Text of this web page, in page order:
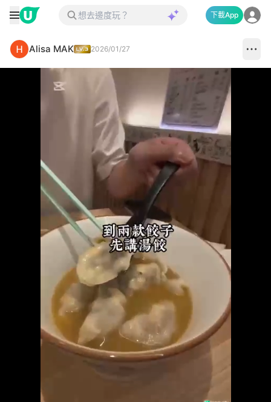
下載App
Alisa MAK 2026/01/27